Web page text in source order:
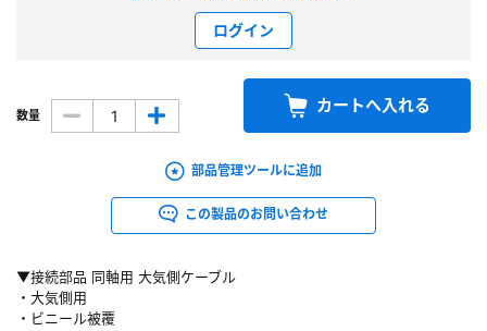
▼接続部品 同軸用 大気側ケーブル
・大気側用
・ビニール被覆
ログイン
数量 カートへ入れる
部品管理ツールに追加
この製品のお問い合わせ
お問い合わせページ